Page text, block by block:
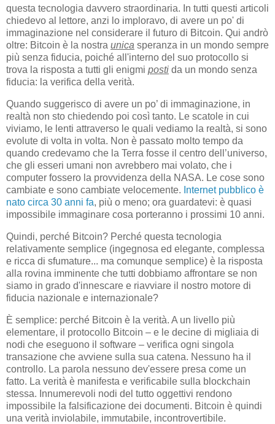
questa tecnologia davvero straordinaria. In tutti questi articoli
chiedevo al lettore, anzi lo imploravo, di avere un po' di
immaginazione nel considerare il futuro di Bitcoin. Qui andrò
oltre: Bitcoin è la nostra unica speranza in un mondo sempre
più senza fiducia, poiché all'interno del suo protocollo si
trova la risposta a tutti gli enigmi posti da un mondo senza
fiducia: la verifica della verità.
Quando suggerisco di avere un po’ di immaginazione, in
realtà non sto chiedendo poi così tanto. Le scatole in cui
viviamo, le lenti attraverso le quali vediamo la realtà, si sono
evolute di volta in volta. Non è passato molto tempo da
quando credevamo che la Terra fosse il centro dell’universo,
che gli esseri umani non avrebbero mai volato, che i
computer fossero la provvidenza della NASA. Le cose sono
cambiate e sono cambiate velocemente. Internet pubblico è
nato circa 30 anni fa, più o meno; ora guardatevi: è quasi
impossibile immaginare cosa porteranno i prossimi 10 anni.
Quindi, perché Bitcoin? Perché questa tecnologia
relativamente semplice (ingegnosa ed elegante, complessa
e ricca di sfumature... ma comunque semplice) è la risposta
alla rovina imminente che tutti dobbiamo affrontare se non
siamo in grado d'innescare e riavviare il nostro motore di
fiducia nazionale e internazionale?
È semplice: perché Bitcoin è la verità. A un livello più
elementare, il protocollo Bitcoin – e le decine di migliaia di
nodi che eseguono il software – verifica ogni singola
transazione che avviene sulla sua catena. Nessuno ha il
controllo. La parola nessuno dev'essere presa come un
fatto. La verità è manifesta e verificabile sulla blockchain
stessa. Innumerevoli nodi del tutto oggettivi rendono
impossibile la falsificazione dei documenti. Bitcoin è quindi
una verità inviolabile, immutabile, incontrovertibile.